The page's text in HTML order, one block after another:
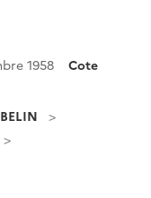
1958
Cote